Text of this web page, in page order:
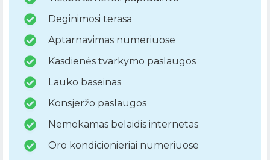
Deginimosi terasa
Aptarnavimas numeriuose
Kasdienės tvarkymo paslaugos
Lauko baseinas
Konsjeržo paslaugos
Nemokamas belaidis internetas
Oro kondicionieriai numeriuose